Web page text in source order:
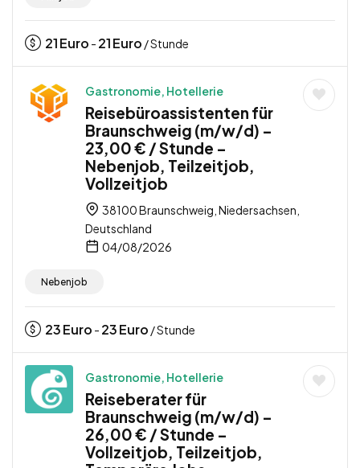
21Euro - 21Euro / Stunde
Gastronomie, Hotellerie
Reisebüroassistenten für
Braunschweig (m/w/d) –
23,00 € / Stunde –
Nebenjob, Teilzeitjob,
Vollzeitjob
38100 Braunschweig, Niedersachsen,
Deutschland
04/08/2026
Nebenjob
23Euro - 23Euro / Stunde
Gastronomie, Hotellerie
Reiseberater für
Braunschweig (m/w/d) –
26,00 € / Stunde –
Vollzeitjob, Teilzeitjob,